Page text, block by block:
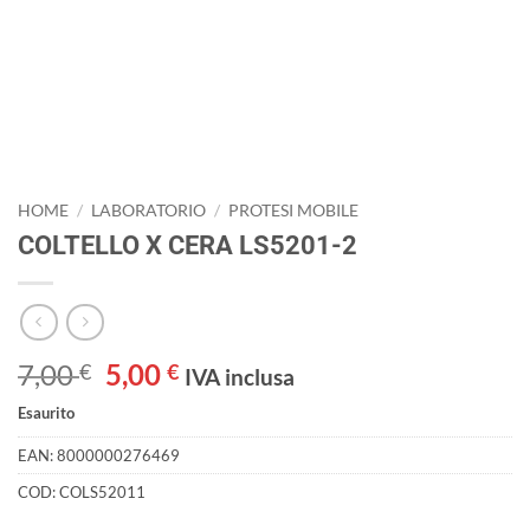
HOME / LABORATORIO / PROTESI MOBILE
COLTELLO X CERA LS5201-2
7,00€
Il
prezzo
originale
era:
7,00 €.
5,00€Il
attuale
è:
5,00 €.
IVA inclusa
Esaurito
EAN:8000000276469
COD:COLS52011